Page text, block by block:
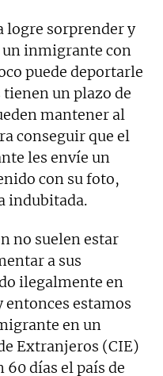
logre sorprender y
un inmigrante con
puede deportarle
un plazo de
mantener al
conseguir que el
les envíe un
con su foto,
indubitada.
no suelen estar
a sus
ilegalmente en
entonces estamos
en un
Extranjeros (CIE)
60 días el país de